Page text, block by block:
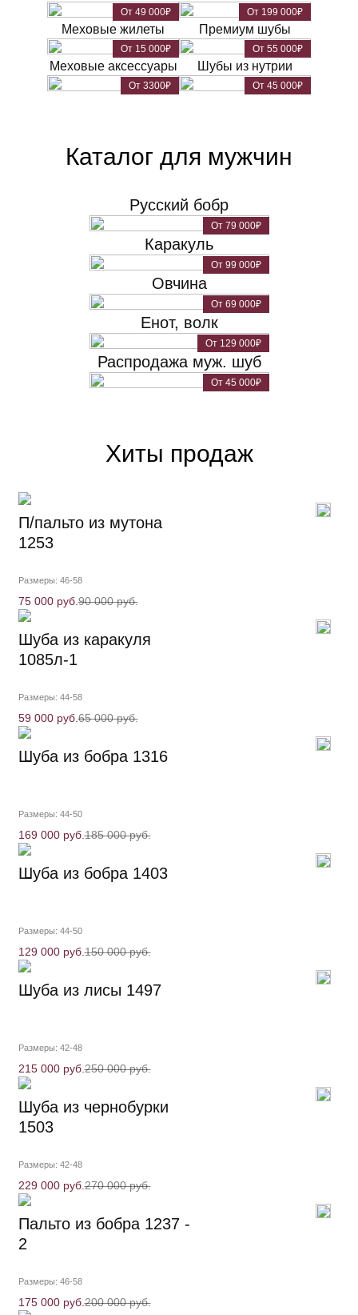
От 49 000₽ От 199 000₽
Меховые жилеты
От 15 000₽
Премиум шубы
От 55 000₽
Меховые аксессуары
От 3300₽
Шубы из нутрии
От 45 000₽
Каталог для мужчин
Русский бобр
От 79 000₽
Каракуль
От 99 000₽
Овчина
От 69 000₽
Енот, волк
От 129 000₽
Распродажа муж. шуб
От 45 000₽
Хиты продаж
П/пальто из мутона
1253
Размеры: 46-58
75 000 руб.90 000 руб.
Шуба из каракуля
1085л-1
Размеры: 44-58
59 000 руб.65 000 руб.
Шуба из бобра 1316
Размеры: 44-50
169 000 руб.185 000 руб.
Шуба из бобра 1403
Размеры: 44-50
129 000 руб.150 000 руб.
Шуба из лисы 1497
Размеры: 42-48
215 000 руб.250 000 руб.
Шуба из чернобурки
1503
Размеры: 42-48
229 000 руб.270 000 руб.
Пальто из бобра 1237 -
2
Размеры: 46-58
175 000 руб.200 000 руб.